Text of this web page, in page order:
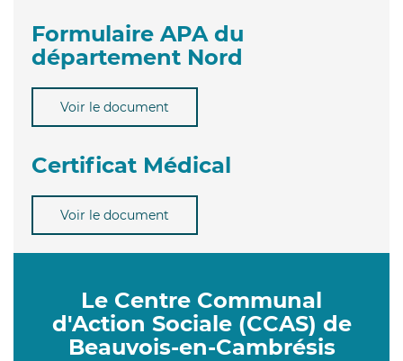
Formulaire APA du
département Nord
Voir le document
Certificat Médical
Voir le document
Le Centre Communal
d'Action Sociale (CCAS) de
Beauvois-en-Cambrésis